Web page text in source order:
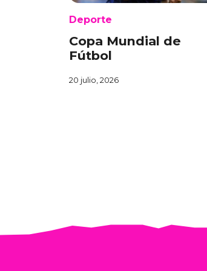
Deporte
Copa Mundial de
Fútbol
20 julio, 2026